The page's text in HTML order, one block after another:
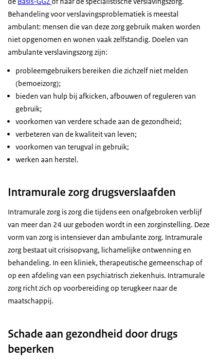
Behandeling voor verslavingsproblematiek is meestal
ambulant: mensen die van deze zorg gebruik maken worden
niet opgenomen en wonen vaak zelfstandig. Doelen van
ambulante verslavingszorg zijn:
probleemgebruikers bereiken die zichzelf niet melden
(bemoeizorg);
bieden van hulp bij afkicken, afbouwen of reguleren van
gebruik;
voorkomen van verdere schade aan de gezondheid;
verbeteren van de kwaliteit van leven;
voorkomen van terugval in gebruik;
werken aan herstel.
Intramurale zorg drugsverslaafden
Intramurale zorg is zorg die tijdens een onafgebroken verblijf
van meer dan 24 uur geboden wordt in een zorginstelling. Deze
vorm van zorg is intensiever dan ambulante zorg. Intramurale
zorg bestaat uit crisisopvang, lichamelijke ontwenning en
behandeling. In een kliniek, therapeutische gemeenschap of
op een afdeling van een psychiatrisch ziekenhuis. Intramurale
zorg richt zich op voorbereiding op terugkeer naar de
maatschappij.
Schade aan gezondheid door drugs
beperken